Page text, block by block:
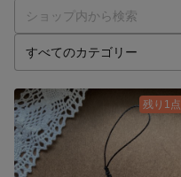
残り1点